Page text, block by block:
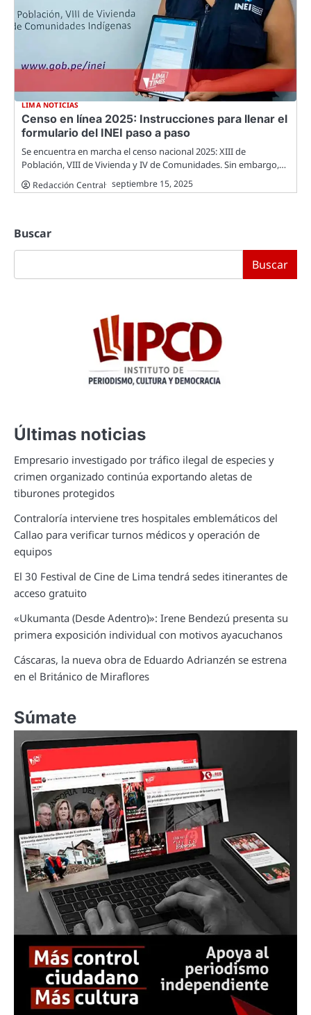
LIMA NOTICIAS
Censo en línea 2025: Instrucciones para llenar el
formulario del INEI paso a paso
Se encuentra en marcha el censo nacional 2025: XIII de
Población, VIII de Vivienda y IV de Comunidades. Sin embargo,…
Redacción Central septiembre 15, 2025
Buscar
Buscar
Últimas noticias
Empresario investigado por tráfico ilegal de especies y
crimen organizado continúa exportando aletas de
tiburones protegidos
Contraloría interviene tres hospitales emblemáticos del
Callao para verificar turnos médicos y operación de
equipos
El 30 Festival de Cine de Lima tendrá sedes itinerantes de
acceso gratuito
«Ukumanta (Desde Adentro)»: Irene Bendezú presenta su
primera exposición individual con motivos ayacuchanos
Cáscaras, la nueva obra de Eduardo Adrianzén se estrena
en el Británico de Miraflores
Súmate